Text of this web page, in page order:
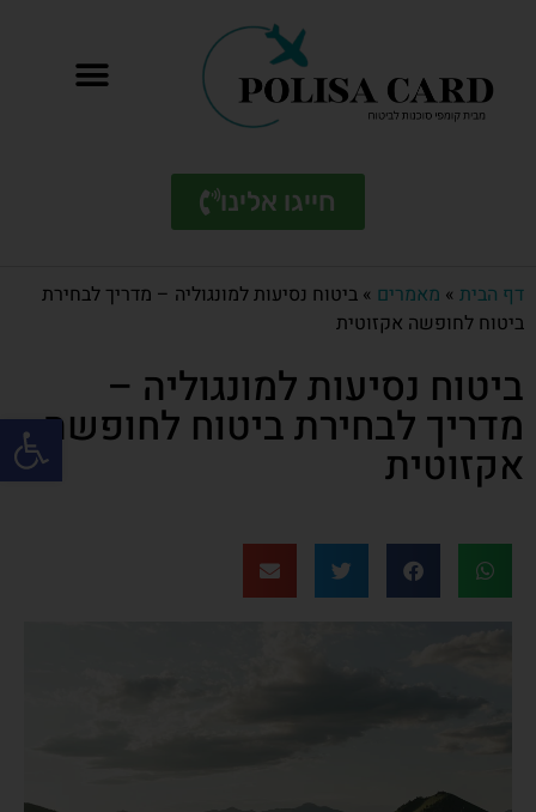
חייגו אלינו
דף הבית » מאמרים » ביטוח נסיעות למונגוליה – מדריך לבחירת
ביטוח לחופשה אקזוטית
ביטוח נסיעות למונגוליה –
מדריך לבחירת ביטוח לחופשה
אקזוטית
פתח